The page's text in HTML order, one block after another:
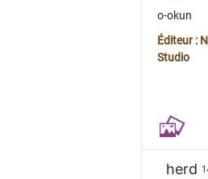
o-okun
Éditeur :
Studio
herd